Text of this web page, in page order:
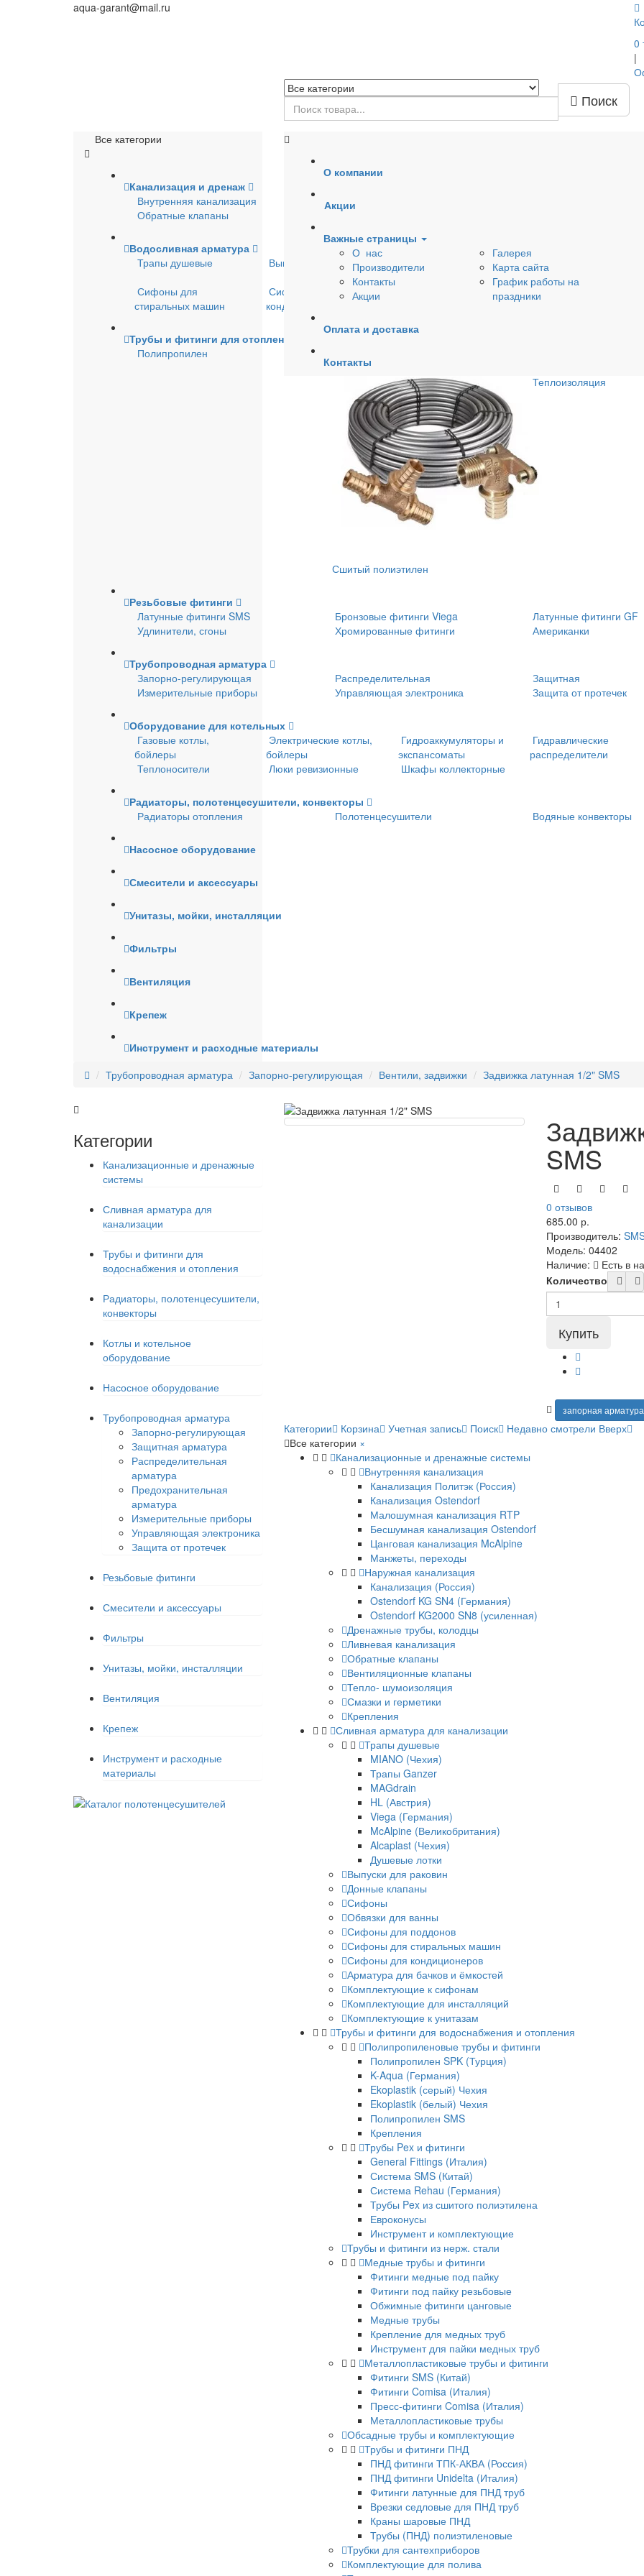
aqua-garant@mail.ru
0
|
Поиск
Все категории
Канализация и дренаж
Внутренняя канализация
Наружная канализация
Обратные клапаны
Вентиляционные клапаны
Водосливная арматура
Трапы душевые
Выпуски для раковин Донные клапаны Сифоны
Сифоны для
стиральных машин
Сифоны для
кондиционеров
Арматура для бачков
Комплектующие к
Трубы и фитинги для отопления и водоснабжения
Полипропилен
Сшитый полиэтилен
Теплоизоляция
Резьбовые фитинги
Латунные фитинги SMS
Бронзовые фитинги Viega Латунные фитинги GF
Удлинители, сгоны
Хромированные фитинги Американки
Трубопроводная арматура
Запорно-регулирующая
Распределительная Защитная
Измерительные приборы
Управляющая электроника Защита от протечек
Оборудование для котельных
Газовые котлы,
бойлеры
Электрические котлы,
бойлеры
Гидроаккумуляторы и
экспансоматы
Гидравлические
распределители
Теплоносители
Люки ревизионные Шкафы коллекторные
Радиаторы, полотенцесушители, конвекторы
Радиаторы отопления
Полотенцесушители Водяные конвекторы
Насосное оборудование
Смесители и аксессуары
Унитазы, мойки, инсталляции
Фильтры
Вентиляция
Крепеж
Инструмент и расходные материалы
О компании
Акции
Важные страницы
О нас
Производители
Контакты
Акции
Галерея
Карта сайта
График работы на
праздники
Оплата и доставка
Контакты
Трубопроводная арматура Запорно-регулирующая Вентили, задвижки Задвижка латунная 1/2" SMS
Категории
Канализационные и дренажные
системы
Сливная арматура для
канализации
Трубы и фитинги для
водоснабжения и отопления
Радиаторы, полотенцесушители,
конвекторы
Котлы и котельное
оборудование
Насосное оборудование
Трубопроводная арматура
Запорно-регулирующая
Защитная арматура
Распределительная
арматура
Предохранительная
арматура
Измерительные приборы
Управляющая электроника
Защита от протечек
Резьбовые фитинги
Смесители и аксессуары
Фильтры
Унитазы, мойки, инсталляции
Вентиляция
Крепеж
Инструмент и расходные
материалы
SMS
0 отзывов
685.00 р.
Производитель:
Модель:04402
Наличие:
Есть в
Количество
запорная арматура
Категории Корзина Учетная запись Поиск Недавно смотрели Вверх
Все категории ×
Канализационные и дренажные системы
Внутренняя канализация
Канализация Политэк (Россия)
Канализация Ostendorf
Малошумная канализация RTP
Бесшумная канализация Ostendorf
Цанговая канализация McAlpine
Манжеты, переходы
Наружная канализация
Канализация (Россия)
Ostendorf KG SN4 (Германия)
Ostendorf KG2000 SN8 (усиленная)
Дренажные трубы, колодцы
Ливневая канализация
Обратные клапаны
Вентиляционные клапаны
Тепло- шумоизоляция
Смазки и герметики
Крепления
Сливная арматура для канализации
Трапы душевые
MIANO (Чехия)
Трапы Ganzer
MAGdrain
HL (Австрия)
Viega (Германия)
McAlpine (Великобритания)
Alcaplast (Чехия)
Душевые лотки
Выпуски для раковин
Донные клапаны
Сифоны
Обвязки для ванны
Сифоны для поддонов
Сифоны для стиральных машин
Сифоны для кондиционеров
Арматура для бачков и ёмкостей
Комплектующие к сифонам
Комплектующие для инсталляций
Комплектующие к унитазам
Трубы и фитинги для водоснабжения и отопления
Полипропиленовые трубы и фитинги
Полипропилен SPK (Турция)
K-Aqua (Германия)
Ekoplastik (серый) Чехия
Ekoplastik (белый) Чехия
Полипропилен SMS
Крепления
Трубы Pex и фитинги
General Fittings (Италия)
Система SMS (Китай)
Система Rehau (Германия)
Трубы Pex из сшитого полиэтилена
Евроконусы
Инструмент и комплектующие
Трубы и фитинги из нерж. стали
Медные трубы и фитинги
Фитинги медные под пайку
Фитинги под пайку резьбовые
Обжимные фитинги цанговые
Медные трубы
Крепление для медных труб
Инструмент для пайки медных труб
Металлопластиковые трубы и фитинги
Фитинги SMS (Китай)
Фитинги Comisa (Италия)
Пресс-фитинги Comisa (Италия)
Металлопластиковые трубы
Обсадные трубы и комплектующие
Трубы и фитинги ПНД
ПНД фитинги ТПК-АКВА (Россия)
ПНД фитинги Unidelta (Италия)
Фитинги латунные для ПНД труб
Врезки седловые для ПНД труб
Краны шаровые ПНД
Трубы (ПНД) полиэтиленовые
Трубки для сантехприборов
Комплектующие для полива